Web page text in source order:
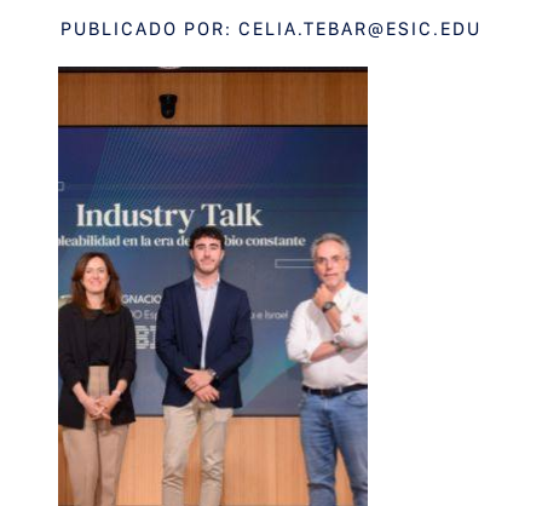
PUBLICADO POR: CELIA.TEBAR@ESIC.EDU